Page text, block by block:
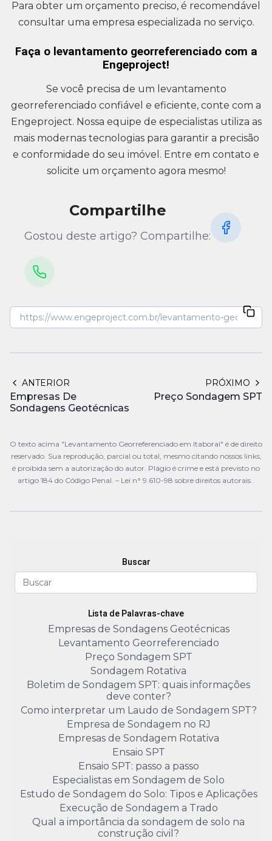
Para obter um orçamento preciso, é recomendável
consultar uma empresa especializada no serviço.
Faça o levantamento georreferenciado com a
Engeproject!
Se você precisa de um levantamento
georreferenciado confiável e eficiente, conte com a
Engeproject. Nossa equipe de especialistas utiliza as
mais modernas tecnologias para garantir a precisão
e conformidade do seu imóvel. Entre em contato e
solicite um orçamento agora mesmo!
Compartilhe
Gostou deste artigo? Compartilhe:
ANTERIOR
Empresas De
Sondagens Geotécnicas
PRÓXIMO
Preço Sondagem SPT
O texto acima "Levantamento Georreferenciado em Itaboraí" é de direito
reservado. Sua reprodução, parcial ou total, mesmo citando nossos links,
é proibida sem a autorização do autor. Plágio é crime e está previsto no
artigo 184 do Código Penal. – Lei n° 9.610-98 sobre direitos autorais .
Buscar
Lista de Palavras-chave
Empresas de Sondagens Geotécnicas
Levantamento Georreferenciado
Preço Sondagem SPT
Sondagem Rotativa
Boletim de Sondagem SPT: quais informações
deve conter?
Como interpretar um Laudo de Sondagem SPT?
Empresa de Sondagem no RJ
Empresas de Sondagem Rotativa
Ensaio SPT
Ensaio SPT: passo a passo
Especialistas em Sondagem de Solo
Estudo de Sondagem do Solo: Tipos e Aplicações
Execução de Sondagem a Trado
Qual a importância da sondagem de solo na
construção civil?